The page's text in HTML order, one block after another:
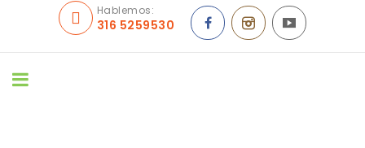
Hablemos:
316 5259530